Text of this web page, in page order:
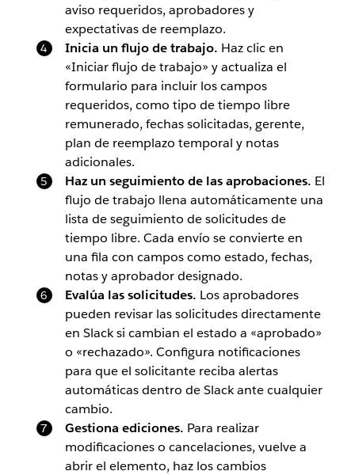
aviso requeridos, aprobadores y
expectativas de reemplazo.
Inicia un flujo de trabajo. Haz clic en
«Iniciar flujo de trabajo» y actualiza el
formulario para incluir los campos
requeridos, como tipo de tiempo libre
remunerado, fechas solicitadas, gerente,
plan de reemplazo temporal y notas
adicionales.
Haz un seguimiento de las aprobaciones. El
flujo de trabajo llena automáticamente una
lista de seguimiento de solicitudes de
tiempo libre. Cada envío se convierte en
una fila con campos como estado, fechas,
notas y aprobador designado.
Evalúa las solicitudes. Los aprobadores
pueden revisar las solicitudes directamente
en Slack si cambian el estado a «aprobado»
o «rechazado». Configura notificaciones
para que el solicitante reciba alertas
automáticas dentro de Slack ante cualquier
cambio.
Gestiona ediciones. Para realizar
modificaciones o cancelaciones, vuelve a
abrir el elemento, haz los cambios